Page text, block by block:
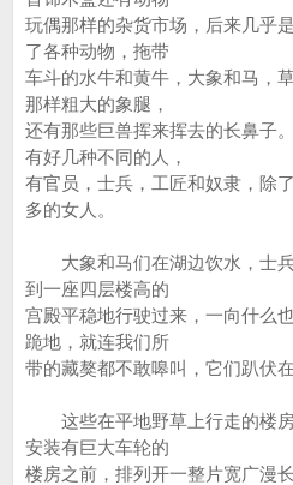
玩偶那样的杂货市场，后来几乎
了各种动物，拖带
车斗的水牛和黄牛，大象和马，
那样粗大的象腿，
还有那些巨兽挥来挥去的长鼻子
有好几种不同的人，
有官员，士兵，工匠和奴隶，除
多的女人。
大象和马们在湖边饮水，士兵
到一座四层楼高的
宫殿平稳地行驶过来，一向什么
跪地，就连我们所
带的藏獒都不敢嗥叫，它们趴伏
这些在平地野草上行走的楼房
安装有巨大车轮的
楼房之前，排列开一整片宽广漫